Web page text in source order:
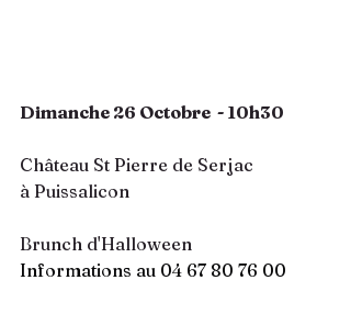
Dimanche 26 Octobre  - 10h30
Château St Pierre de Serjac
à Puissalicon
Brunch d'Halloween
Informations au 04 67 80 76 00